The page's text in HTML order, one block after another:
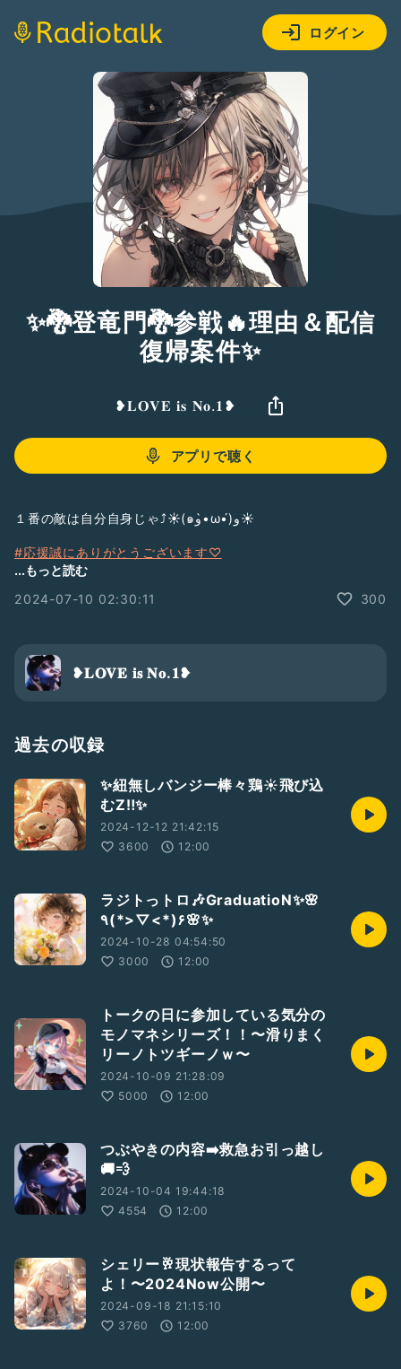
ログイン
✨🐉登竜門🐉参戦🔥理由＆配信
復帰案件✨
❥𝐋𝐎𝐕𝐄 𝐢𝐬 𝐍𝐨.𝟏❥
アプリで聴く
１番の敵は自分自身じゃ⤴☀(๑و•̀ω•́)و☀
#応援誠にありがとうございます♡
#自分軸を整える
#最後まで投げ出さない
...もっと読む
2024-07-10 02:30:11
300
❥𝐋𝐎𝐕𝐄 𝐢𝐬 𝐍𝐨.𝟏❥
過去の収録
✨紐無しバンジー棒々鶏☀飛び込
むZ‼️✨
2024-12-12 21:42:15
3600
12:00
ラジトっトロ🎶GraduatioN✨🌸
٩(*>▽<*)۶🌸✨
2024-10-28 04:54:50
3000
12:00
トークの日に参加している気分の
モノマネシリーズ！！〜滑りまく
リーノトツギーノｗ〜
2024-10-09 21:28:09
5000
12:00
つぶやきの内容➡️救急お引っ越し
🚚💨
2024-10-04 19:44:18
4554
12:00
シェリー🥂現状報告するって
よ！〜2024Now公開〜
2024-09-18 21:15:10
3760
12:00